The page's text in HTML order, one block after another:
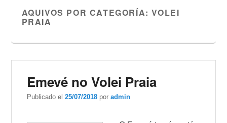
AQUIVOS POR CATEGORÍA:VOLEI
PRAIA
Emevé no Volei Praia
Publicado el25/07/2018 poradmin